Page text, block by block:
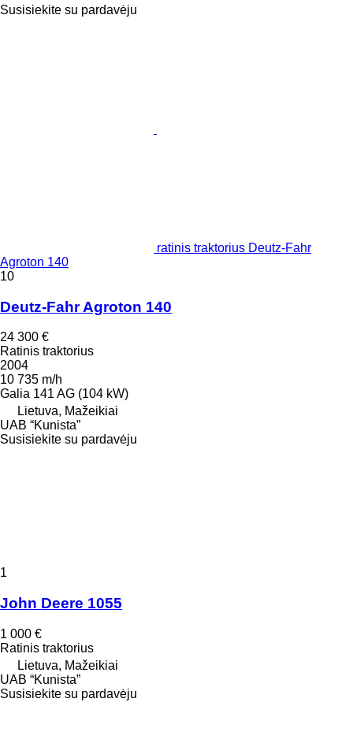
Susisiekite su pardavėju
ratinis traktorius Deutz-Fahr
Agroton 140
10
Deutz-Fahr Agroton 140
24 300 €
Ratinis traktorius
2004
10 735 m/h
Galia 141 AG (104 kW)
Lietuva, Mažeikiai
UAB “Kunista”
Susisiekite su pardavėju
1
John Deere 1055
1 000 €
Ratinis traktorius
Lietuva, Mažeikiai
UAB “Kunista”
Susisiekite su pardavėju